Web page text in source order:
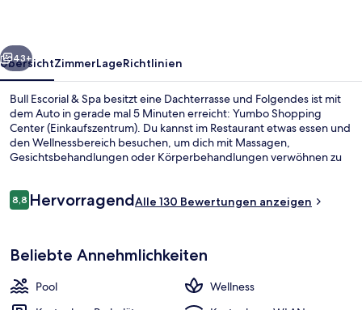
Weiter
43+
ÜbersichtZimmerLageRichtlinien
Bull Escorial & Spa besitzt eine Dachterrasse und Folgendes ist mit
dem Auto in gerade mal 5 Minuten erreicht: Yumbo Shopping
Center (Einkaufszentrum). Du kannst im Restaurant etwas essen und
den Wellnessbereich besuchen, um dich mit Massagen,
Gesichtsbehandlungen oder Körperbehandlungen verwöhnen zu
Bewertungen
8,88,8 von 10.
HervorragendAlle 130 Bewertungen anzeigen
Beliebte Annehmlichkeiten
Pool
Wellness